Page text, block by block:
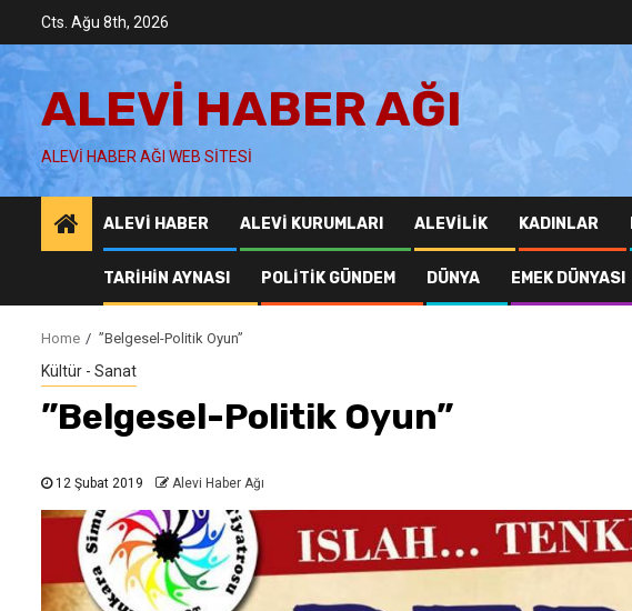
content
Cts. Ağu 8th, 2026
ALEVI HABER AĞI
ALEVI HABER AĞI WEB SITESI
ALEVI HABER ALEVI KURUMLARI ALEVILIK KADINLAR
TARIHIN AYNASI POLITIK GÜNDEM DÜNYA EMEK DÜNYASI
Home ”Belgesel-Politik Oyun”
Kültür - Sanat
”Belgesel-Politik Oyun”
12 Şubat 2019 Alevi Haber Ağı